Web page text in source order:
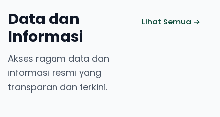
Data dan
Informasi
Akses ragam data dan
informasi resmi yang
transparan dan terkini.
Lihat Semua →